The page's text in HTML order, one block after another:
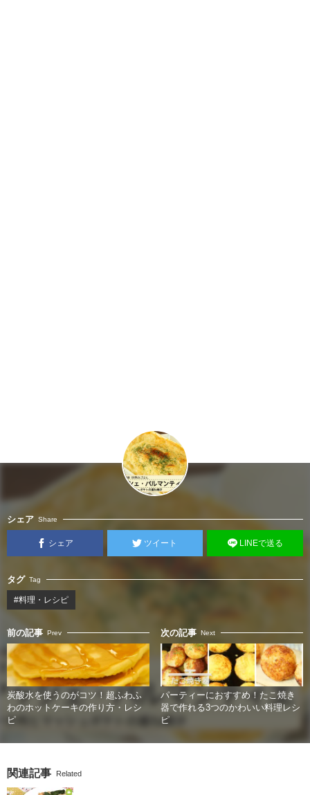
シェア Share
シェア ツイート LINEで送る
タグ Tag
#料理・レシピ
前の記事 Prev
炭酸水を使うのがコツ！超ふわふ
わのホットケーキの作り方・レシ
ピ
次の記事 Next
パーティーにおすすめ！たこ焼き
器で作れる3つのかわいい料理レシ
ピ
関連記事 Related